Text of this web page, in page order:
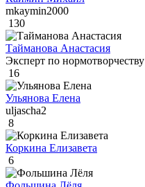
mkaymin2000
130
Тайманова Анастасия
Эксперт по нормотворчеству
16
Ульянова Елена
uljascha2
8
Коркина Елизавета
6